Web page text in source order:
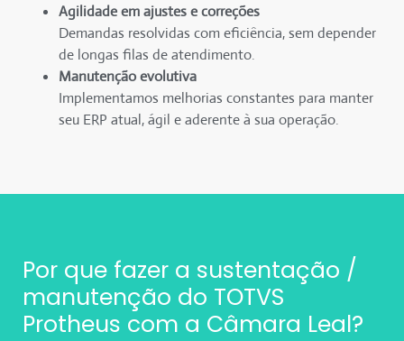
Agilidade em ajustes e correções
Demandas resolvidas com eficiência, sem depender
de longas filas de atendimento.
Manutenção evolutiva
Implementamos melhorias constantes para manter
seu ERP atual, ágil e aderente à sua operação.
Por que fazer a sustentação /
manutenção do TOTVS
Protheus com a Câmara Leal?